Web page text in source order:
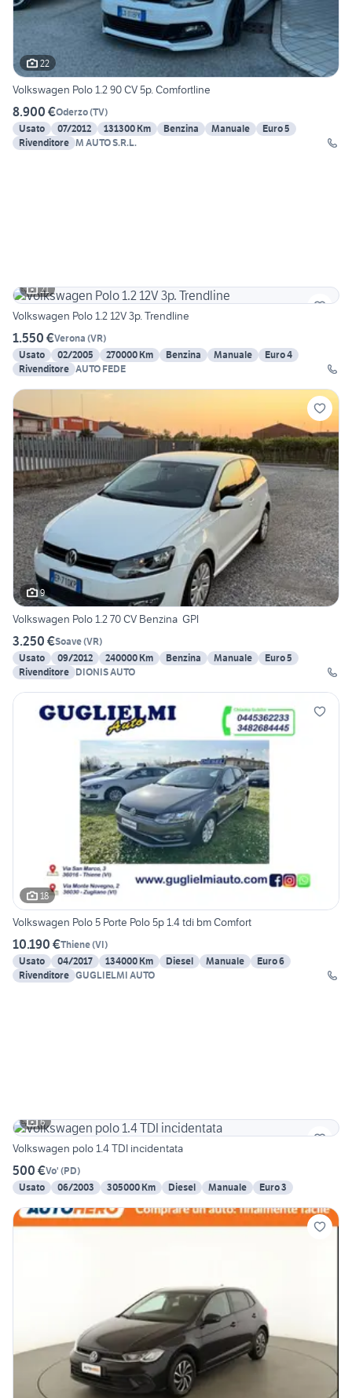
22
Volkswagen Polo 1.2 90 CV 5p. Comfortline
8.900 €Oderzo(TV)
Usato
07/2012 131300 Km Benzina Manuale
Euro 5
Rivenditore M AUTO S.R.L.
21
Volkswagen Polo 1.2 12V 3p. Trendline
1.550 €Verona (VR)
Usato
02/2005 270000 Km Benzina Manuale
Euro 4
Rivenditore AUTO FEDE
9
Volkswagen Polo 1.2 70 CV Benzina ️ GPl
3.250 €Soave(VR)
Usato
09/2012 240000 Km Benzina Manuale
Euro 5
Rivenditore DIONIS AUTO
18
Volkswagen Polo 5 Porte Polo 5p 1.4 tdi bm Comfort
10.190 €Thiene(VI)
Usato
04/2017 134000 Km Diesel Manuale
Euro 6
Rivenditore GUGLIELMI AUTO
6
Volkswagen polo 1.4 TDI incidentata
500 €Vo' (PD)
Usato
06/2003 305000 Km Diesel Manuale Euro 3